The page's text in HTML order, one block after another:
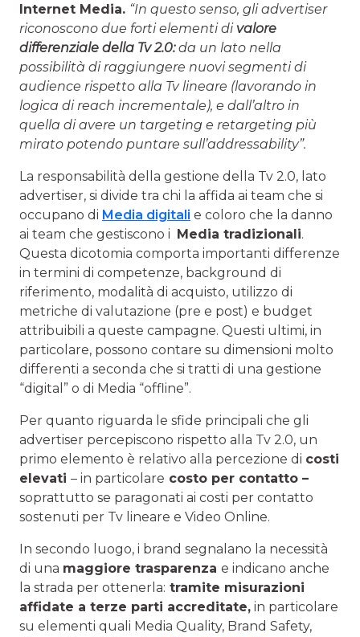
Internet Media. “In questo senso, gli advertiser
riconoscono due forti elementi di valore
differenziale della Tv 2.0:da un lato nella
possibilità di raggiungere nuovi segmenti di
audience rispetto alla Tv lineare (lavorando in
logica di reach incrementale), e dall’altro in
quella di avere un targeting e retargeting più
mirato potendo puntare sull’addressability”.
La responsabilità della gestione della Tv 2.0, lato
advertiser, si divide tra chi la affida ai team che si
occupano di Media digitali e coloro che la danno
ai team che gestiscono i Media tradizionali.
Questa dicotomia comporta importanti differenze
in termini di competenze, background di
riferimento, modalità di acquisto, utilizzo di
metriche di valutazione (pre e post) e budget
attribuibili a queste campagne. Questi ultimi, in
particolare, possono contare su dimensioni molto
differenti a seconda che si tratti di una gestione
“digital” o di Media “offline”.
Per quanto riguarda le sfide principali che gli
advertiser percepiscono rispetto alla Tv 2.0, un
primo elemento è relativo alla percezione di costi
elevati – in particolare costo per contatto –
soprattutto se paragonati ai costi per contatto
sostenuti per Tv lineare e Video Online.
In secondo luogo, i brand segnalano la necessità
di una maggiore trasparenza e indicano anche
la strada per ottenerla: tramite misurazioni
affidate a terze parti accreditate, in particolare
su elementi quali Media Quality, Brand Safety,